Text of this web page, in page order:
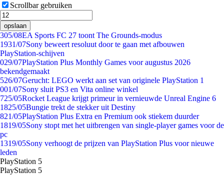
Scrollbar gebruiken
opslaan
305/08EA Sports FC 27 toont The Grounds-modus
1931/07Sony beweert resoluut door te gaan met afbouwen
PlayStation-schijven
029/07PlayStation Plus Monthly Games voor augustus 2026
bekendgemaakt
526/07Gerucht: LEGO werkt aan set van originele PlayStation 1
001/07Sony sluit PS3 en Vita online winkel
725/05Rocket League krijgt primeur in vernieuwde Unreal Engine 6
1825/05Bungie trekt de stekker uit Destiny
821/05PlayStation Plus Extra en Premium ook stiekem duurder
1819/05Sony stopt met het uitbrengen van single-player games voor de
pc
1319/05Sony verhoogt de prijzen van PlayStation Plus voor nieuwe
leden
PlayStation 5
PlayStation 5